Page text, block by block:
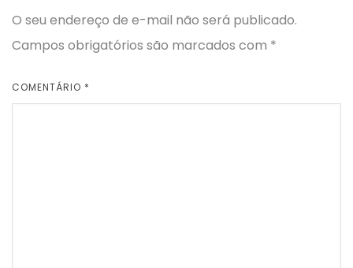
O seu endereço de e-mail não será publicado.
Campos obrigatórios são marcados com *
COMENTÁRIO *